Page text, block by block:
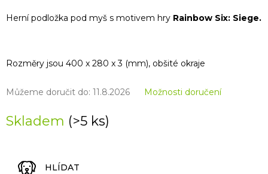
Skladem (>5 ks)
Můžeme doručit do: 11.8.2026 Možnosti doručení
Herní podložka pod myš s motivem hry Rainbow Six: Siege.
Rozměry jsou 400 x 280 x 3 (mm), obšité okraje
HLÍDAT